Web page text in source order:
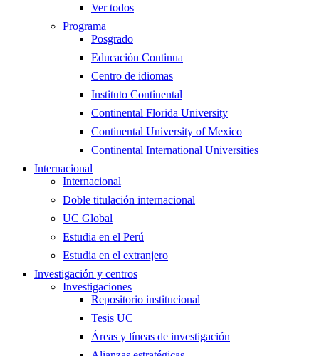
Ver todos
Programa
Posgrado
Educación Continua
Centro de idiomas
Instituto Continental
Continental Florida University
Continental University of Mexico
Continental International Universities
Internacional
Internacional
Doble titulación internacional
UC Global
Estudia en el Perú
Estudia en el extranjero
Investigación y centros
Investigaciones
Repositorio institucional
Tesis UC
Áreas y líneas de investigación